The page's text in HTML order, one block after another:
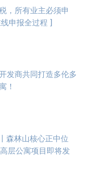
，所有业主必须申
申报全过程 ]
发商共同打造多伦多
！
森林山核心正中位
层公寓项目即将发